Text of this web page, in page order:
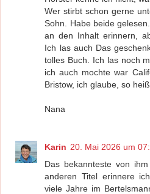
Wer stirbt schon gerne
Sohn. Habe beide
an den Inhalt erinnern,
Ich las auch Das
tolles Buch. Ich las noch
ich auch mochte war
Bristow, ich glaube, so
Nana
Karin 20. Mai 2026 um
Das bekannteste von
anderen Titel erinnere
viele Jahre im